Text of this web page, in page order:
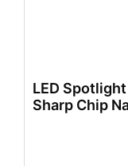
LED Spotlight
Sharp Chip